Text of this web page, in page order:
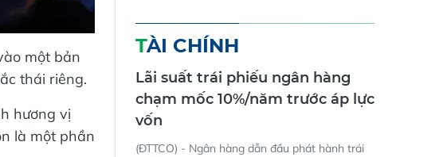
một bản
thái riêng.
hương vị
là một phần
TÀI CHÍNH
Lãi suất trái phiếu ngân hàng
chạm mốc 10%/năm trước áp lực
vốn
(ĐTTCO) - Ngân hàng dẫn đầu phát hành trái